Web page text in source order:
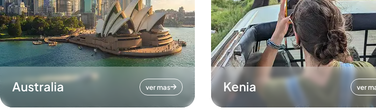
Australia ver mas Kenia ver